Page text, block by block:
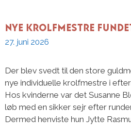
Nye krolfmestre
27. juni 2026
Der blev svedt til den store
nye individuelle krolfmestre i
Hos kvinderne var det Susanne
løb med en sikker sejr efter
Dermed henviste hun Jytte